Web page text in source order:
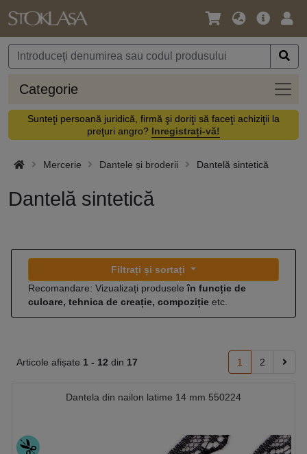
Limbă
Monedă
Meniul
Categorie
Sunteţi persoană juridică, firmă şi doriţi să faceţi achiziţii la
preţuri angro? Inregistrați-vă!
Mercerie Dantele și broderii Dantelă sintetică
Dantelă sintetică
Filtrați și sortați
Recomandare: Vizualizați produseleîn funcție de
culoare, tehnica de creație, compoziție etc.
Articole afișate 1 - 12 din 17 1 2
Dantela din nailon latime 14 mm 550224